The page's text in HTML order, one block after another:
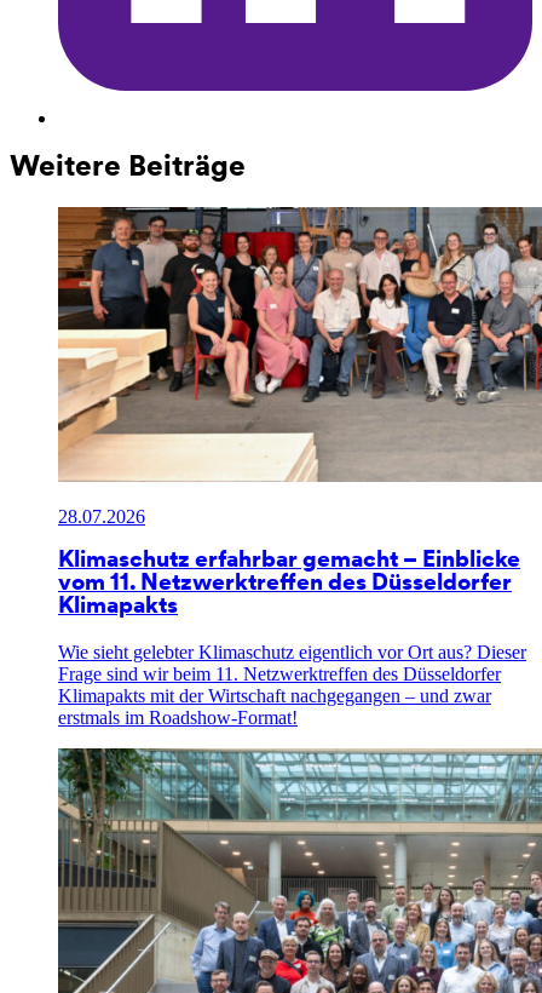
Weitere Beiträge
28.07.2026
Klimaschutz erfahrbar gemacht – Einblicke
vom 11. Netzwerktreffen des Düsseldorfer
Klimapakts
Wie sieht gelebter Klimaschutz eigentlich vor Ort aus? Dieser
Frage sind wir beim 11. Netzwerktreffen des Düsseldorfer
Klimapakts mit der Wirtschaft nachgegangen – und zwar
erstmals im Roadshow-Format!